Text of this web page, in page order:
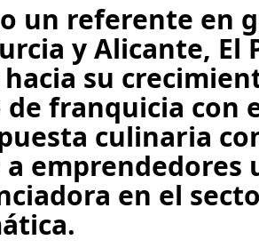
un referente en
y Alicante, El
su
franquicia con
culinaria
en el